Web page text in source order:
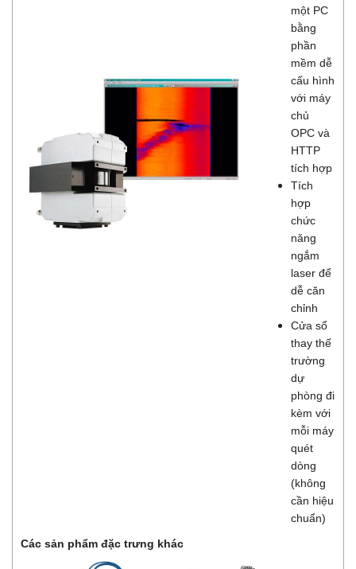
một PC
bằng
phần
mềm dễ
cấu hình
với máy
chủ
OPC và
HTTP
tích hợp
Tích
hợp
chức
năng
ngắm
laser để
dễ căn
chỉnh
Cửa sổ
thay thế
trường
dự
phòng đi
kèm với
mỗi máy
quét
dòng
(không
cần hiệu
chuẩn)
Các sản phẩm đặc trưng khác